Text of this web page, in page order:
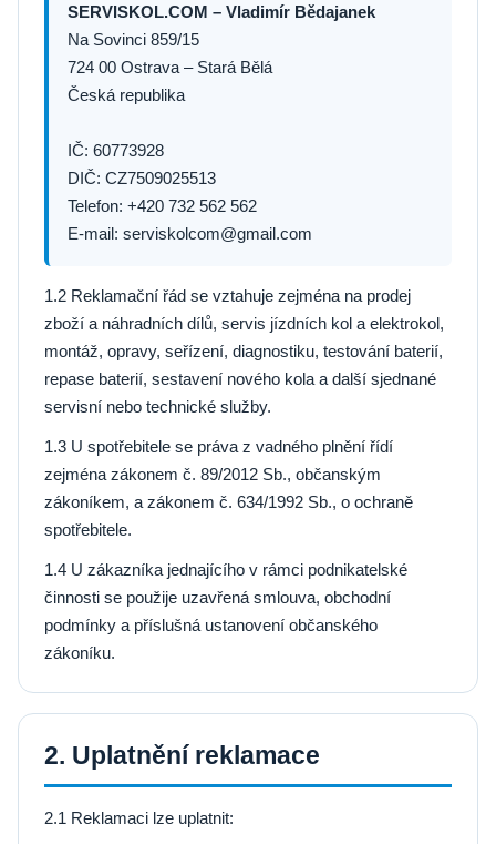
SERVISKOL.COM – Vladimír Bědajanek
Na Sovinci 859/15
724 00 Ostrava – Stará Bělá
Česká republika
IČ: 60773928
DIČ: CZ7509025513
Telefon: +420 732 562 562
E-mail: serviskolcom@gmail.com
1.2 Reklamační řád se vztahuje zejména na prodej
zboží a náhradních dílů, servis jízdních kol a elektrokol,
montáž, opravy, seřízení, diagnostiku, testování baterií,
repase baterií, sestavení nového kola a další sjednané
servisní nebo technické služby.
1.3 U spotřebitele se práva z vadného plnění řídí
zejména zákonem č. 89/2012 Sb., občanským
zákoníkem, a zákonem č. 634/1992 Sb., o ochraně
spotřebitele.
1.4 U zákazníka jednajícího v rámci podnikatelské
činnosti se použije uzavřená smlouva, obchodní
podmínky a příslušná ustanovení občanského
zákoníku.
2. Uplatnění reklamace
2.1 Reklamaci lze uplatnit: